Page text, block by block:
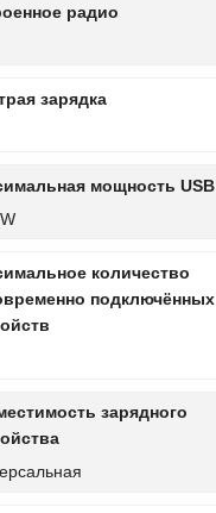
радио
зарядка
мощность USB
количество
подключённых
зарядного